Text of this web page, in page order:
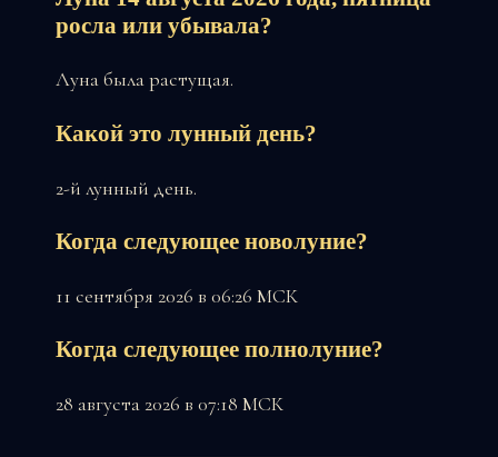
росла или убывала?
Луна была растущая.
Какой это лунный день?
2-й лунный день.
Когда следующее новолуние?
11 сентября 2026 в 06:26 МСК
Когда следующее полнолуние?
28 августа 2026 в 07:18 МСК